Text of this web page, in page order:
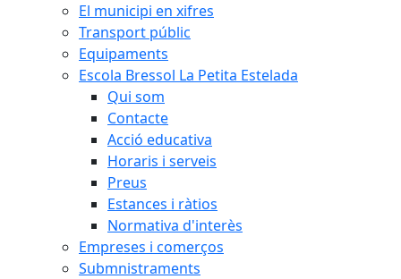
El municipi en xifres
Transport públic
Equipaments
Escola Bressol La Petita Estelada
Qui som
Contacte
Acció educativa
Horaris i serveis
Preus
Estances i ràtios
Normativa d'interès
Empreses i comerços
Submnistraments